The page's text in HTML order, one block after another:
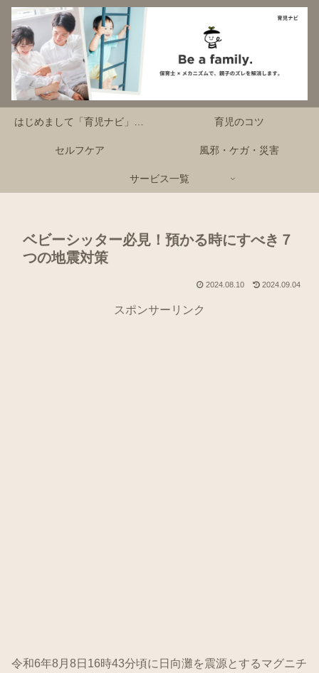
はじめまして「育児ナビ」です！ 育児のコツ
セルフケア 風邪・ケガ・災害
サービス一覧
ベビーシッター必見！預かる時にすべき７
つの地震対策
2024.08.10 2024.09.04
スポンサーリンク
令和6年8月8日16時43分頃に日向灘を震源とするマグニチ